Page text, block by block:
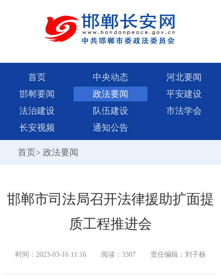
首页 中央动态
河北要闻
邯郸要闻
政法要闻
平安建设
法治建设
队伍建设
市法学会
长安视频
通知公告
首页> 政法要闻
邯郸市司法局召开法律援助扩面提
质工程推进会
时间：2023-03-16 11:16 阅读：3307 责任编辑：刘子杨